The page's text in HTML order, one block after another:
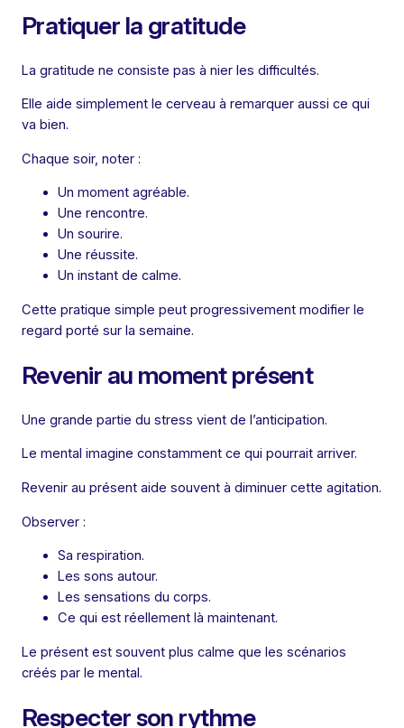
Pratiquer la gratitude
La gratitude ne consiste pas à nier les difficultés.
Elle aide simplement le cerveau à remarquer aussi ce qui
va bien.
Chaque soir, noter :
Un moment agréable.
Une rencontre.
Un sourire.
Une réussite.
Un instant de calme.
Cette pratique simple peut progressivement modifier le
regard porté sur la semaine.
Revenir au moment présent
Une grande partie du stress vient de l’anticipation.
Le mental imagine constamment ce qui pourrait arriver.
Revenir au présent aide souvent à diminuer cette agitation.
Observer :
Sa respiration.
Les sons autour.
Les sensations du corps.
Ce qui est réellement là maintenant.
Le présent est souvent plus calme que les scénarios
créés par le mental.
Respecter son rythme